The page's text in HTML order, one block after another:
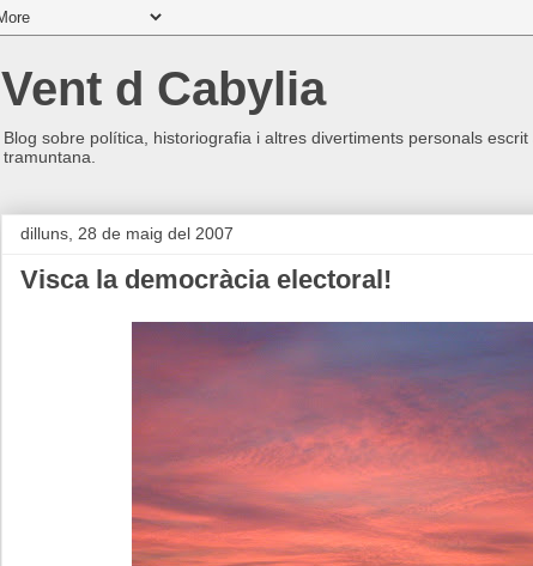
Vent d Cabylia
Blog sobre política, historiografia i altres divertiments personals
tramuntana.
dilluns, 28 de maig del 2007
Visca la democràcia electoral!